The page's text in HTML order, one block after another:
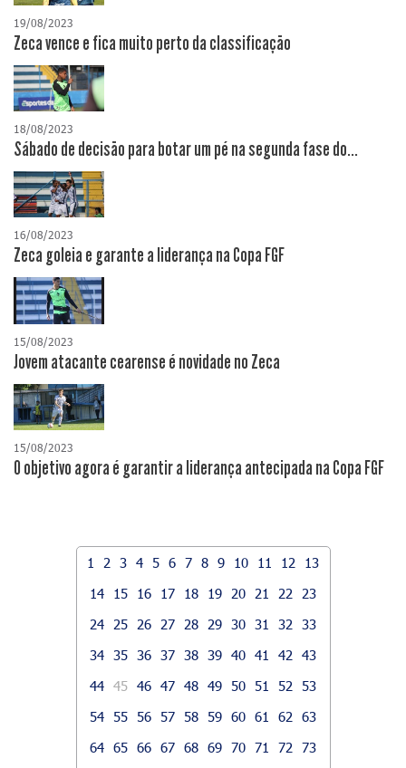
19/08/2023
Zeca vence e fica muito perto da classificação
18/08/2023
Sábado de decisão para botar um pé na segunda fase do...
16/08/2023
Zeca goleia e garante a liderança na Copa FGF
15/08/2023
Jovem atacante cearense é novidade no Zeca
15/08/2023
O objetivo agora é garantir a liderança antecipada na Copa FGF
1 2 3 4 5 6 7 8 9 10 11 12
13
14
15 16 17 18 19 20 21 22
23
24
25 26 27 28 29 30 31 32
33
34 35 36 37 38 39 40 41 42
43
44 45 46 47 48 49 50 51 52
53
54 55 56 57 58 59 60 61 62
63
64 65 66 67 68 69 70 71 72
73